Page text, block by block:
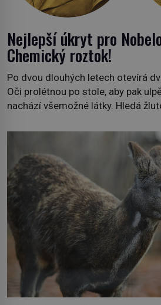
Nejlepší úkryt pro
Chemický roztok!
Po dvou dlouhých letech otevírá
Oči prolétnou po stole, aby pak
nachází všemožné látky. Hledá
plán dokončit. Pod termínem
směs s názvem lučavka královská.
pro nic za nic, […]